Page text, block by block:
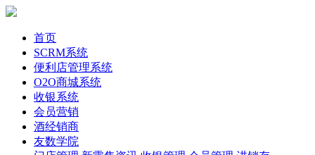
首页
SCRM系统
便利店管理系统
O2O商城系统
收银系统
会员营销
酒经销商
友数学院